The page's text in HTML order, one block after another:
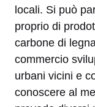
locali. Si può
proprio di
carbone di
commercio
urbani vicini e
conoscere al